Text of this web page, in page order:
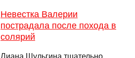
Невестка Валерии
пострадала после похода в
солярий
Лиана Шульгина тщательно